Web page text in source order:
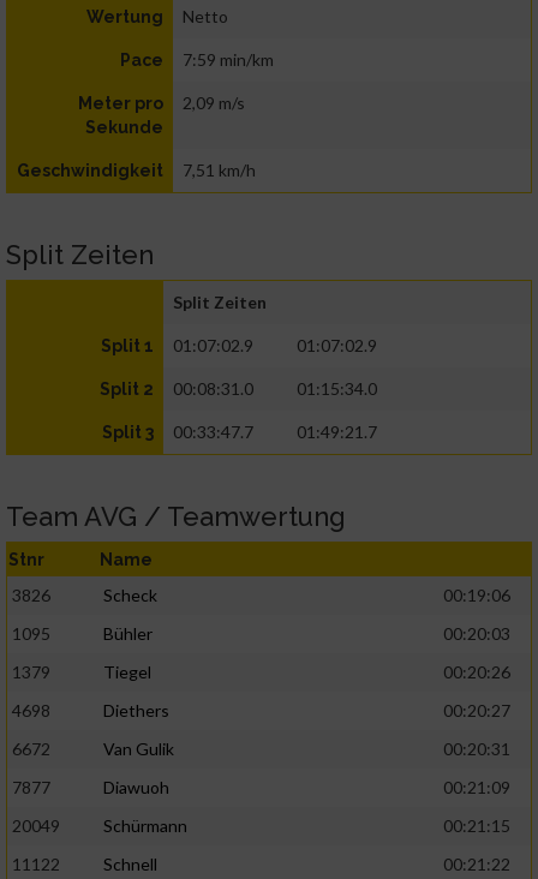
Wertung Netto
Pace 7:59 min/km
Meter pro
Sekunde
2,09 m/s
Geschwindigkeit 7,51 km/h
Split Zeiten
Split Zeiten
Split 1 01:07:02.9 01:07:02.9
Split 2 00:08:31.0 01:15:34.0
Split 3 00:33:47.7 01:49:21.7
Team AVG / Teamwertung
Stnr Name
3826 Scheck
00:19:06
1095
Bühler
00:20:03
1379
Tiegel
00:20:26
4698
Diethers
00:20:27
6672
Van Gulik
00:20:31
7877
Diawuoh
00:21:09
20049
Schürmann
00:21:15
11122
Schnell
00:21:22